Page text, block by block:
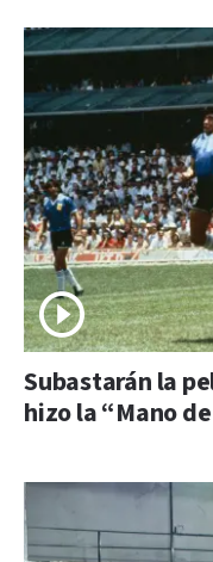
Subastarán la
hizo la “Mano